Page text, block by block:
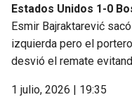
Estados Unidos 1-0
Esmir Bajraktarević
izquierda pero el
desvió el remate
1 julio, 2026 | 19:35